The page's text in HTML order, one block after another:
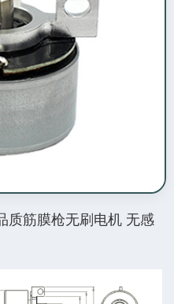
筋膜枪无刷电机 无感